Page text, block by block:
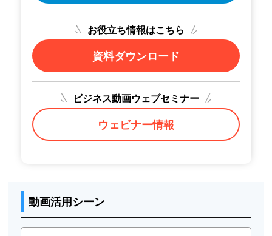
お役立ち情報はこちら
資料ダウンロード
ビジネス動画ウェブセミナー
ウェビナー情報
動画活用シーン